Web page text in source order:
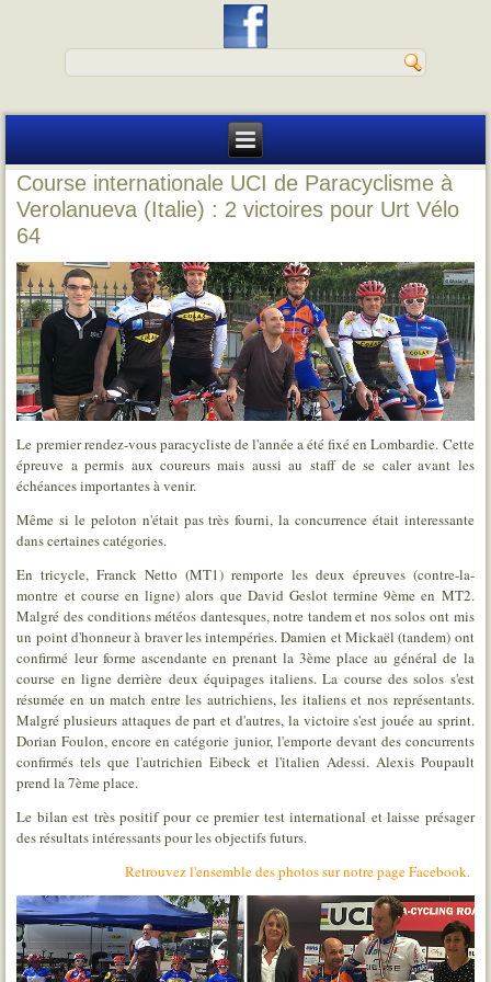
Course internationale UCI de Paracyclisme à
Verolanueva (Italie) : 2 victoires pour Urt Vélo
64
Le premier rendez-vous paracycliste de l'année a été fixé en Lombardie. Cette
épreuve a permis aux coureurs mais aussi au staff de se caler avant les
échéances importantes à venir.
Même si le peloton n'était pas très fourni, la concurrence était interessante
dans certaines catégories.
En tricycle, Franck Netto (MT1) remporte les deux épreuves (contre-la-
montre et course en ligne) alors que David Geslot termine 9ème en MT2.
Malgré des conditions météos dantesques, notre tandem et nos solos ont mis
un point d'honneur à braver les intempéries. Damien et Mickaël (tandem) ont
confirmé leur forme ascendante en prenant la 3ème place au général de la
course en ligne derrière deux équipages italiens. La course des solos s'est
résumée en un match entre les autrichiens, les italiens et nos représentants.
Malgré plusieurs attaques de part et d'autres, la victoire s'est jouée au sprint.
Dorian Foulon, encore en catégorie junior, l'emporte devant des concurrents
confirmés tels que l'autrichien Eibeck et l'italien Adessi. Alexis Poupault
prend la 7ème place.
Le bilan est très positif pour ce premier test international et laisse présager
des résultats intéressants pour les objectifs futurs.
Retrouvez l'ensemble des photos sur notre page Facebook.